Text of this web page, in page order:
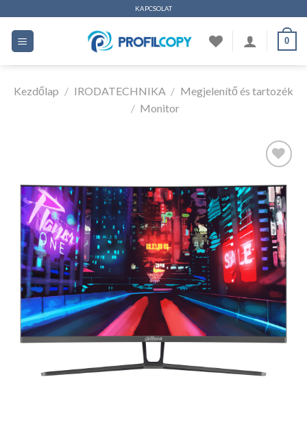
tartalomhoz
KAPCSOLAT
0
Kezdőlap / IRODATECHNIKA / Megjelenítő és tartozék
/ Monitor